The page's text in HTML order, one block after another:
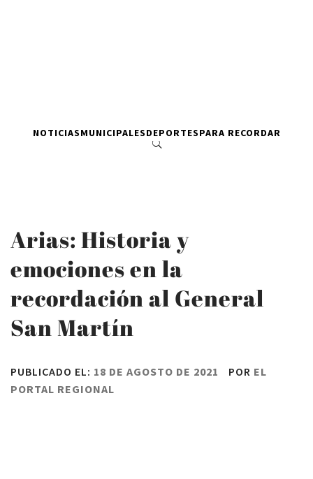
NOTICIASMUNICIPALESDEPORTESPARA RECORDAR
Arias: Historia y
emociones en la
recordación al General
San Martín
PUBLICADO EL: 18 DE AGOSTO DE 2021 POR EL
PORTAL REGIONAL